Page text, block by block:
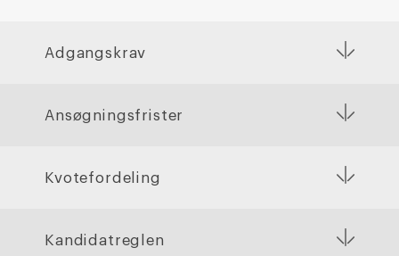
Adgangskrav
Ansøgningsfrister
Kvotefordeling
Kandidatreglen